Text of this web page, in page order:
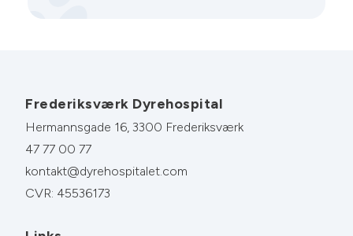
Frederiksværk Dyrehospital
Hermannsgade 16, 3300 Frederiksværk
47 77 00 77
kontakt@dyrehospitalet.com
CVR: 45536173